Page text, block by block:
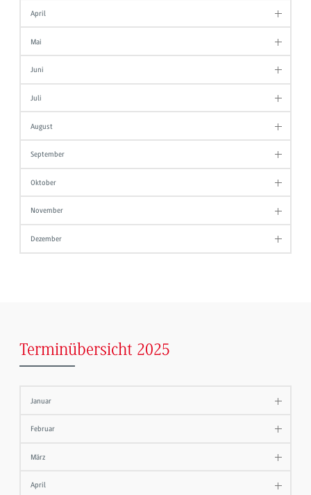
April
Mai
Juni
Juli
August
September
Oktober
November
Dezember
Terminübersicht 2025
Januar
Februar
März
April